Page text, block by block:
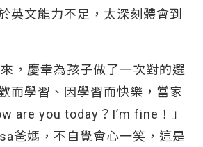
英文能力不足，太深刻體會到
，慶幸為孩子做了一次對的選
而學習、因學習而快樂，當家
are you today？I’m fine！」
爸媽，不自覺會心一笑，這是